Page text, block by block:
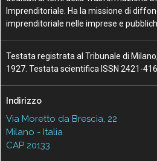
Imprenditoriale. Ha la missione di
imprenditoriale nelle imprese e
Testata registrata al Tribunale di
1927. Testata scientifica ISSN 2421-
Indirizzo
Via Moretto da Brescia, 22
Milano - Italia
CAP 20133